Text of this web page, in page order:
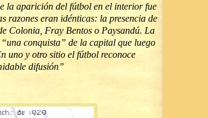
la aparición del fútbol en el interior fue
razones eran idénticas: la presencia de
Colonia, Fray Bentos o Paysandú. La
conquista” de la capital que luego
uno y otro sitio el fútbol reconoce
difusión”